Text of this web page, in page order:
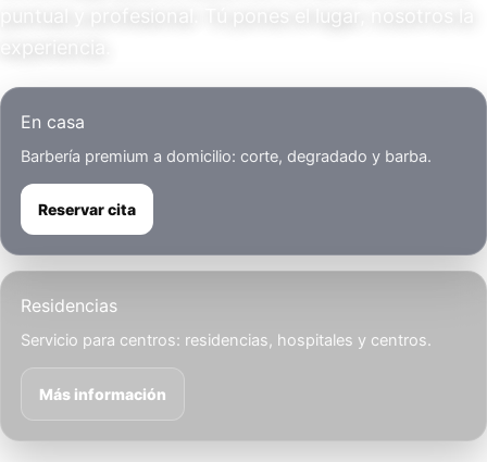
puntual y profesional. Tú pones el lugar, nosotros la
En casa
Barbería premium a domicilio: corte, degradado y barba.
Reservar cita
Residencias
Servicio para centros: residencias, hospitales y centros.
Más información